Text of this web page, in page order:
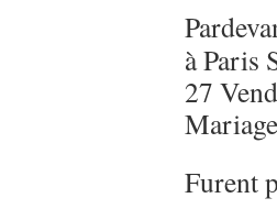
à Paris
27
Furent